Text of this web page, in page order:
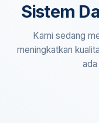
Sistem
Kami sedang
meningkatkan